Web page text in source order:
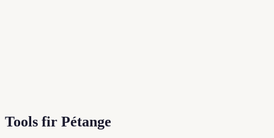
Tools fir Pétange